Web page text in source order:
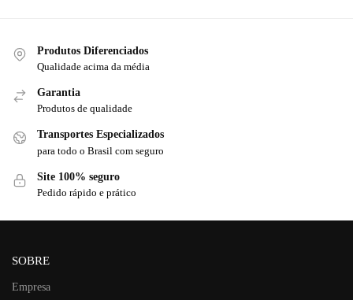
Produtos Diferenciados
Qualidade acima da média
Garantia
Produtos de qualidade
Transportes Especializados
para todo o Brasil com seguro
Site 100% seguro
Pedido rápido e prático
SOBRE
Empresa